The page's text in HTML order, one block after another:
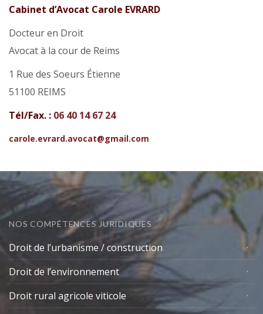
Cabinet d’Avocat Carole EVRARD
Docteur en Droit
Avocat à la cour de Reims
1 Rue des Soeurs Étienne
51100 REIMS
Tél/Fax. : 06 40 14 67 24
carole.evrard.avocat@gmail.com
NOS COMPÉTENCES JURIDIQUES
Droit de l’urbanisme / construction
Droit de l’environnement
Droit rural agricole viticole